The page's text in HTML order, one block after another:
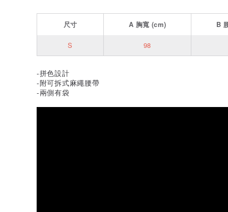
尺寸 A 胸寬 (cm) B
S 98
-拼色設計
-附可拆式麻繩腰帶
-兩側有袋